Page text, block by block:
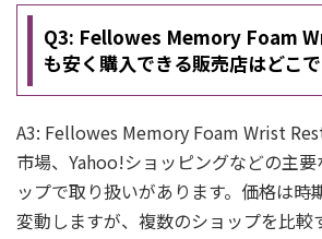
Q3: Fellowes Memory Foam
も安く購入できる販売店はどこ
A3: Fellowes Memory Foam Wrist
市場、Yahoo!ショッピングなどの主
ップで取り扱いがあります。価格は時
変動しますが、複数のショップを比較